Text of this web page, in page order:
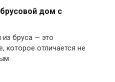
дом с
бруса — это
которое отличается не